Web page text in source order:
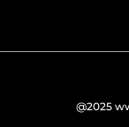
@2025